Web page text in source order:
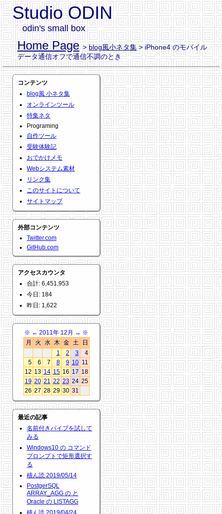
Studio ODIN
odin's small box
Home Page >blog風小ネタ集> iPhone4 のモバイル
データ通信オフで通信不調のとき
コンテンツ
blog風 小ネタ集
オンラインツール
特集ネタ
Programing
自作ツール
受験体験記
おでかけメモ
Webシステム素材
リンク集
このサイトについて
サイトマップ
外部コンテンツ
Twitter.com
GitHub.com
アクセスカウンタ
合計: 6,451,953
今日: 184
昨日: 1,622
※ ← 2011年 12月 → ※
月
火 水 木 金 土
日
1
2 3
4
5
6 7 8 9 10 11
12 13 14 15 16 17 18
19 20 21 22 23 24 25
26 27 28 29 30 31
最近の記事
名前付きパイプを試して
みる
Windows10 の コマンド
プロンプトで矩形選択す
る
積ん読 2019/05/14
PostgerSQL
ARRAY_AGG の と
Oracle の LISTAGG
積ん読 2019/04/24